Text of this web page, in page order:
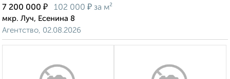
7 200 000 ₽ 102 000 ₽ за м²
мкр. Луч, Есенина 8
Агентство, 02.08.2026